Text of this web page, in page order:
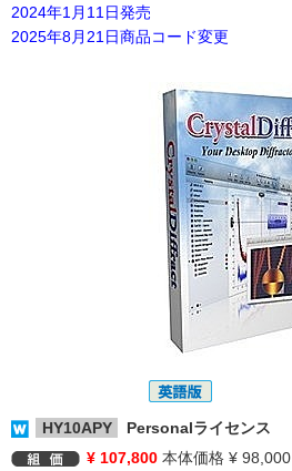
2024年1月11日発売
2025年8月21日商品コード変更
HY10APY
Personalライセンス
¥ 107,800 本体価格 ¥ 98,000